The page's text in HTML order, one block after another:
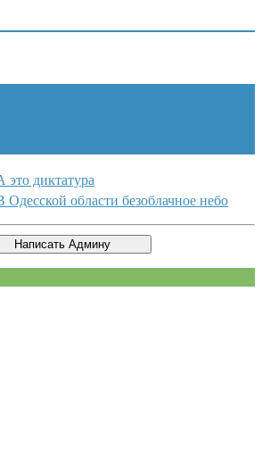
диктатура
Одесской области безоблачное небо